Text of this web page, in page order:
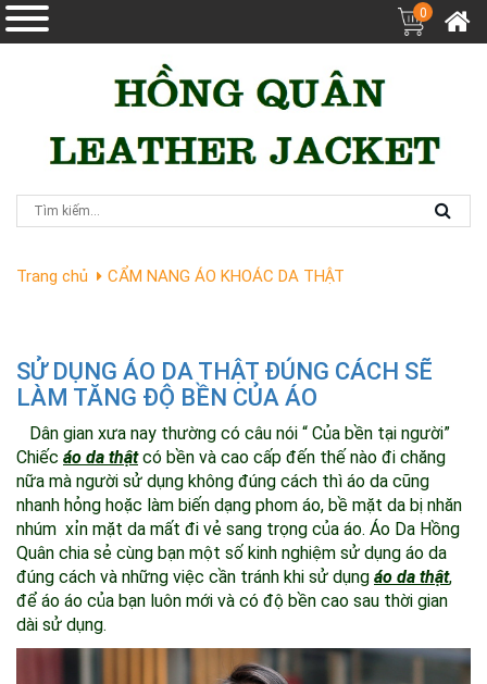
0
Trang chủ CẨM NANG ÁO KHOÁC DA THẬT
SỬ DỤNG ÁO DA THẬT ĐÚNG CÁCH SẼ
LÀM TĂNG ĐỘ BỀN CỦA ÁO
Dân gian xưa nay thường có câu nói “ Của bền tại người”
Chiếc áo da thậtcó bền và cao cấp đến thế nào đi chăng
nữa mà người sử dụng không đúng cách thì áo da cũng
nhanh hỏng hoặc làm biến dạng phom áo, bề mặt da bị nhăn
nhúm xỉn mặt da mất đi vẻ sang trọng của áo. Áo Da Hồng
Quân chia sẻ cùng bạn một số kinh nghiệm sử dụng áo da
đúng cách và những việc cần tránh khi sử dụng áo da thật,
để áo áo của bạn luôn mới và có độ bền cao sau thời gian
dài sử dụng.